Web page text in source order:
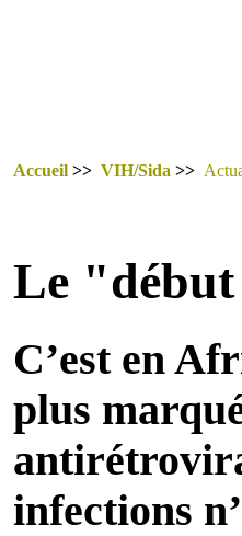
Accueil >> VIH/Sida >>
Le
C’est en
plus
infections